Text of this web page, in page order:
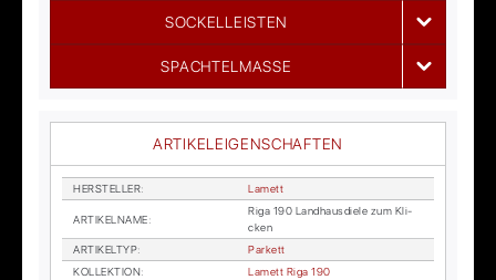
SOCKELLEISTEN
SPACHTELMASSE
ARTIKELEIGENSCHAFTEN
HER­STEL­LER: La­mett
AR­TI­KEL­NA­ME:
Riga 190 Land­haus­die­le zum Kli­
cken
AR­TI­KEL­TYP:
Par­kett
KOL­LEK­TI­ON:
La­mett Riga 190